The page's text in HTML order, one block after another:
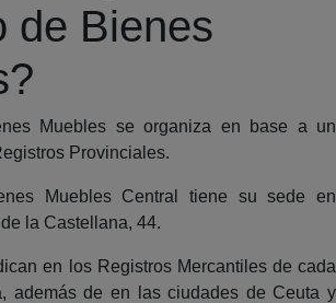
de Bienes
Muebles se organiza en base a un
Provinciales.
Muebles Central tiene su sede en
la Castellana, 44.
en los Registros Mercantiles de cada
además de en las ciudades de Ceuta y